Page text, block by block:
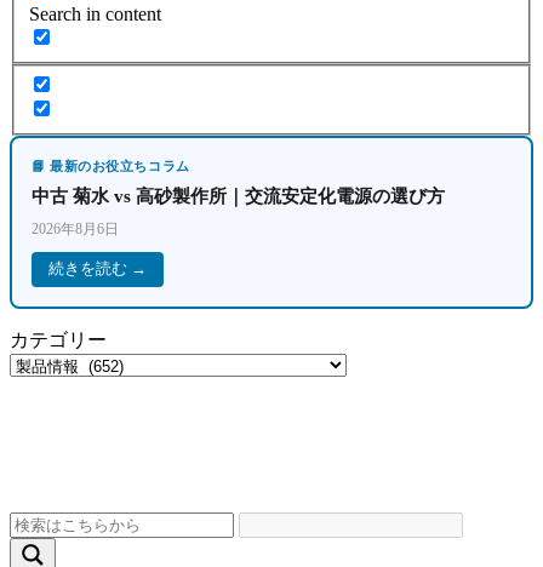
Search in content
📘 最新のお役立ちコラム
中古 菊水 vs 高砂製作所｜交流安定化電源の選び方
2026年8月6日
続きを読む →
カテゴリー